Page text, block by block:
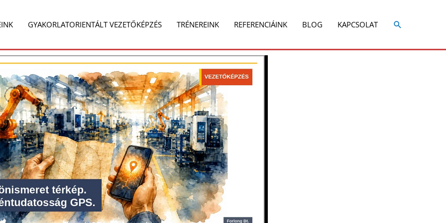
GYAKORLATORIENTÁLT VEZETŐKÉPZÉS TRÉNEREINK REFERENCIÁINK BLOG KAPCSOLAT